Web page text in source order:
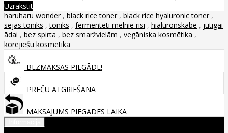
Uzrakstīt
haruharu wonder , black rice toner , black rice hyaluronic toner ,
sejas toniks ,toniks , fermentēti melnie rīsi , hialuronskābe , jutīgai
ādai , bez spirta , bez smaržvielām , vegāniska kosmētika ,
korejiešu kosmētika
BEZMAKSAS PIEGĀDE!
PREČU ATGRIEŠANA
MAKSĀJUMS PIEGĀDES LAIKĀ